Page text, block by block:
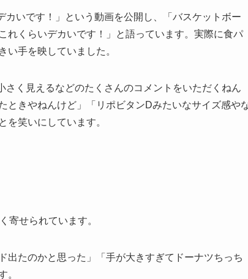
いです！」という動画を公開し、「バスケットボー
れくらいデカいです！」と語っています。実際に食パ
い手を映していました。
く見えるなどのたくさんのコメントをいただくねん
ときやねんけど」「リポビタンDみたいなサイズ感や
を笑いにしています。
寄せられています。
出たのかと思った」「手が大きすぎてドーナツちっち
。